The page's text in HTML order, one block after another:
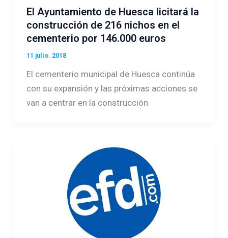
El Ayuntamiento de Huesca licitará la
construcción de 216 nichos en el
cementerio por 146.000 euros
11 julio. 2018
El cementerio municipal de Huesca continúa
con su expansión y las próximas acciones se
van a centrar en la construcción